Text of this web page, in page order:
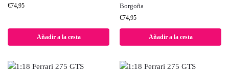
€74,95
Añadir a la cesta
Borgoña
€74,95
Añadir a la cesta